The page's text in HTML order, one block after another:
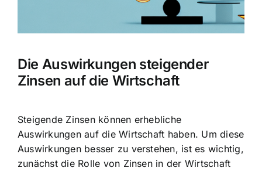
Die Auswirkungen steigender
Zinsen auf die Wirtschaft
Steigende Zinsen können erhebliche
Auswirkungen auf die Wirtschaft haben. Um diese
Auswirkungen besser zu verstehen, ist es wichtig,
zunächst die Rolle von Zinsen in der Wirtschaft